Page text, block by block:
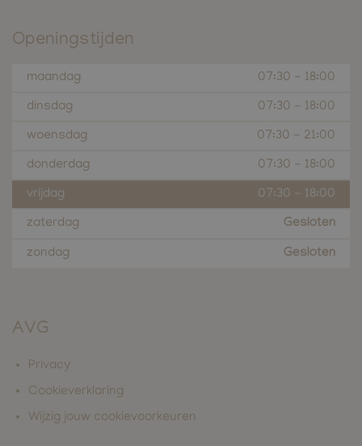
Openingstijden
maandag 07:30 - 18:00
dinsdag
07:30 - 18:00
woensdag
07:30 - 21:00
donderdag
07:30 - 18:00
vrijdag
07:30 - 18:00
zaterdag
Gesloten
zondag Gesloten
AVG
Privacy
Cookieverklaring
Wijzig jouw cookievoorkeuren